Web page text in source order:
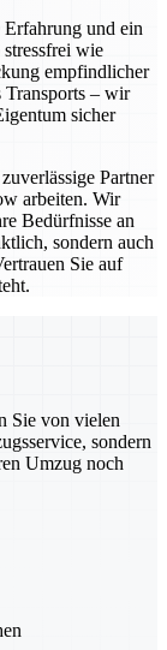
und ein
wie
empfindlicher
Transports – wir
sicher
Partner
arbeiten. Wir
Bedürfnisse an
sondern auch
Sie auf
Sie von vielen
sondern
Umzug noch